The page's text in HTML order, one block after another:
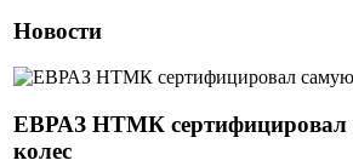
Новости
ЕВРАЗ НТМК сертифицировал
колес